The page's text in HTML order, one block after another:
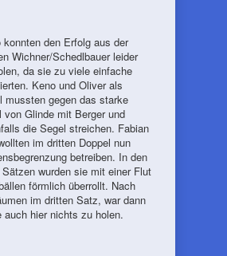
konnten den Erfolg aus der
Wichner/Schedlbauer leider
da sie zu viele einfache
Keno und Oliver als
mussten gegen das starke
von Glinde mit Berger und
die Segel streichen. Fabian
im dritten Doppel nun
betreiben. In den
wurden sie mit einer Flut
förmlich überrollt. Nach
im dritten Satz, war dann
auch hier nichts zu holen.